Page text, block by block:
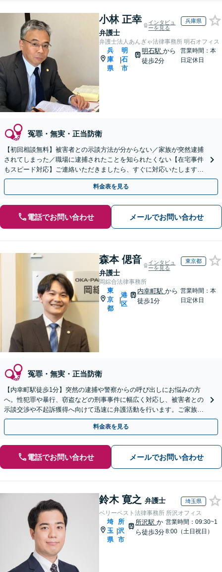
小林 正幸
弁護士
インタビュ
ーを見る
兵庫県
弁護士法人あんぎゃ法律事務所 明石オフィス
兵
庫
県
|
明
石
市
明石駅から
徒歩2分
営業時間：本
日定休日
冤罪・無実・正当防衛
【初回相談無料】被害者との示談方法が分からない／家族が突然逮捕
されてしまった／職場に逮捕されたことを知られたくない【在宅事件
もスピード対応】ご連絡いただきましたら、すぐに対応いたします。
今すぐご相談ください。
料金表を見る
電話でお問い合わせ メールでお問い合わせ
森本 偲音
弁護士
インタビュ
ーを見る
東京都
岡綜合法律事務所
東
京
都
|
港
区
内幸町駅から
徒歩1分
営業時間：本
日定休日
冤罪・無実・正当防衛
【内幸町駅徒歩1分】突然の逮捕や警察からの呼び出しにお悩みの方
へ。性犯罪や暴行、窃盗などの刑事事件に幅広く対応し、被害者との
示談交渉や不起訴獲得へ向けて迅速に弁護活動を行います。ご家族か
らのご相談や任意出頭の同行も可能です。
料金表を見る
電話でお問い合わせ メールでお問い合わせ
鈴木 寛之 弁護士 埼玉県
ベリーベスト法律事務所 所沢オフィス
埼
玉
県
|
所
沢
市
所沢駅か
ら徒歩3分
営業時間：09:30~1
8:00（土日祝日）